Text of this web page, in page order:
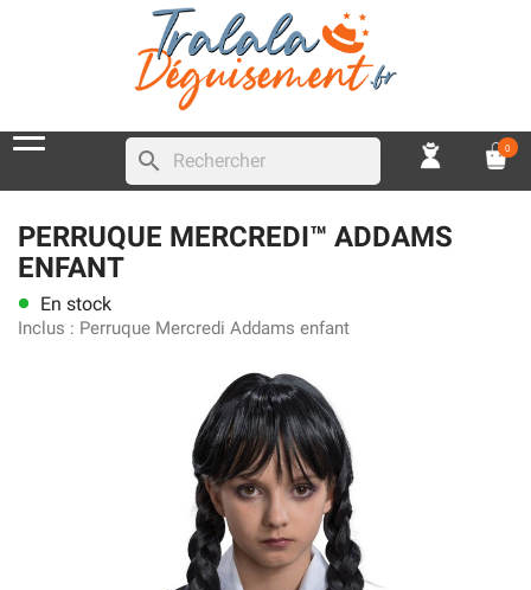
search 0
PERRUQUE MERCREDI™ ADDAMS
ENFANT
lens En stock
Inclus : Perruque Mercredi Addams enfant